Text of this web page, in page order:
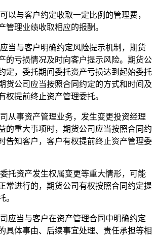
以与客户约定收取一定比例的管理费，
管理业绩收取相应的报酬。
当与客户明确约定风险提示机制，期货
的亏损情况及时向客户提示风险。期货公
定，委托期间委托资产亏损达到起始委托
货公司应当按照合同约定的方式和时间及
权提前终止资产管理委托。
从事资产管理业务，发生变更投资经理
的重大事项时，期货公司应当按照合同约
告知客户，客户有权提前终止资产管理委
托资产发生权属变更等重大情形，可能
常进行的，期货公司有权按照合同约定提
。
应当与客户在资产管理合同中明确约定
具体事由、后续事宜处理、责任承担等相